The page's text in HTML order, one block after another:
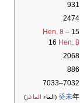
931
2474
15
Hen. 8 –
16 Hen. 8
2068
886
7032–7033
癸未年 (الماء الماعز )